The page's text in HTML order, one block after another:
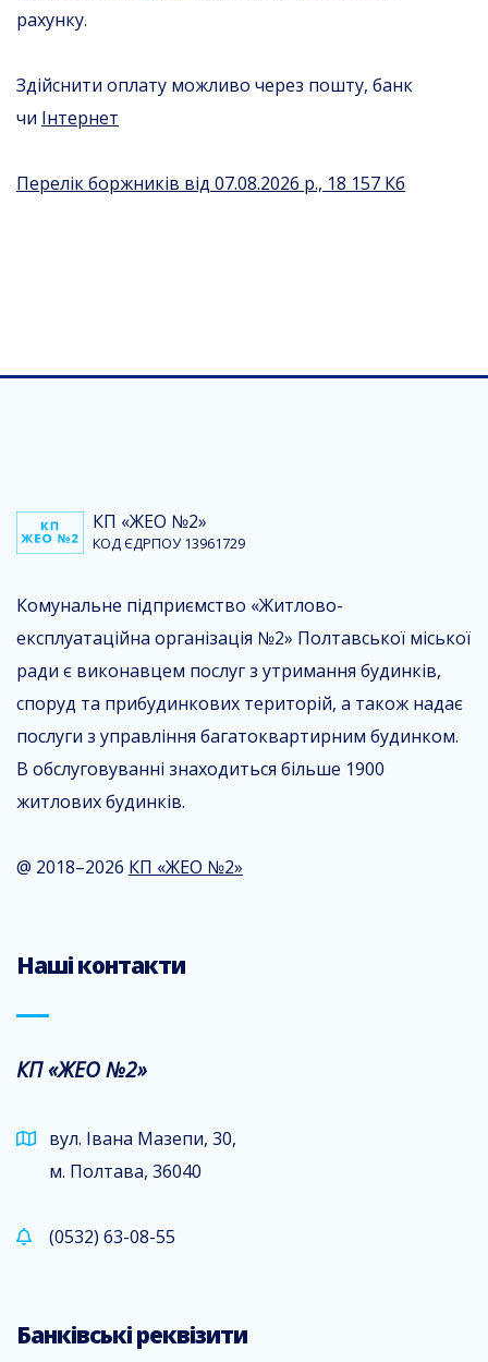
рахунку.
Здійснити оплату можливо через пошту, банк
чи Інтернет
Перелік боржників від 07.08.2026 р., 18 157 Кб
КП «ЖЕО №2»
КОД ЄДРПОУ 13961729
Комунальне підприємство «Житлово-
експлуатаційна організація №2» Полтавської міської
ради є виконавцем послуг з утримання будинків,
споруд та прибудинкових територій, а також надає
послуги з управління багатоквартирним будинком.
В обслуговуванні знаходиться більше 1900
житлових будинків.
@ 2018–2026 КП «ЖЕО №2»
Наші контакти
КП «ЖЕО №2»
вул. Івана Мазепи, 30,
м. Полтава, 36040
(0532) 63-08-55
Банківські реквізити